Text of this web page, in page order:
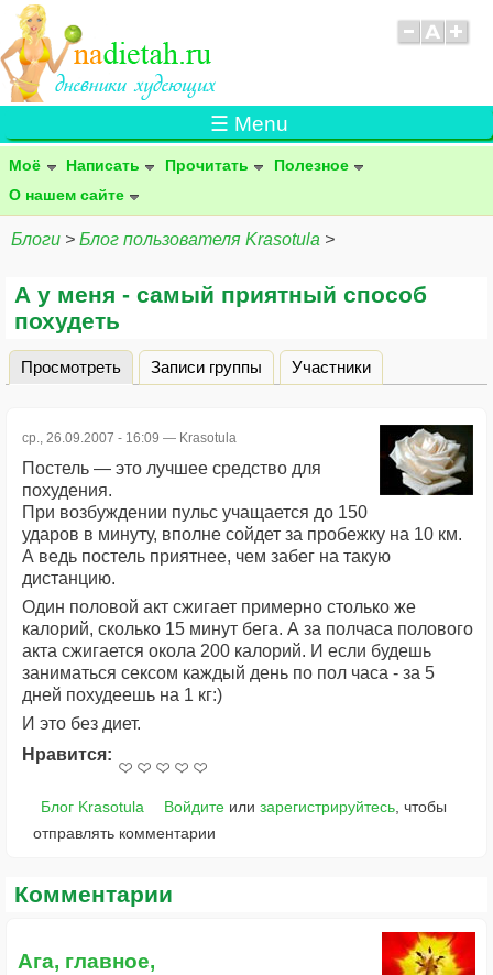
☰ Menu
Моё Написать Прочитать
Полезное
О нашем сайте
Блоги > Блог пользователя Krasotula >
А у меня - самый приятный способ
похудеть
Главные вкладки
Просмотреть (активная вкладка)
Записи группы Участники
ср., 26.09.2007 - 16:09 — Krasotula
Постель — это лучшее средство для
похудения.
При возбуждении пульс учащается до 150
ударов в минуту, вполне сойдет за пробежку на 10 км.
А ведь постель приятнее, чем забег на такую
дистанцию.
Один половой акт сжигает примерно столько же
калорий, сколько 15 минут бега. А за полчаса полового
акта сжигается окола 200 калорий. И если будешь
заниматься сексом каждый день по пол часа - за 5
дней похудеешь на 1 кг:)
И это без диет.
Нравится:
Блог Krasotula Войдитеили зарегистрируйтесь, чтобы
отправлять комментарии
Комментарии
Ага, главное,